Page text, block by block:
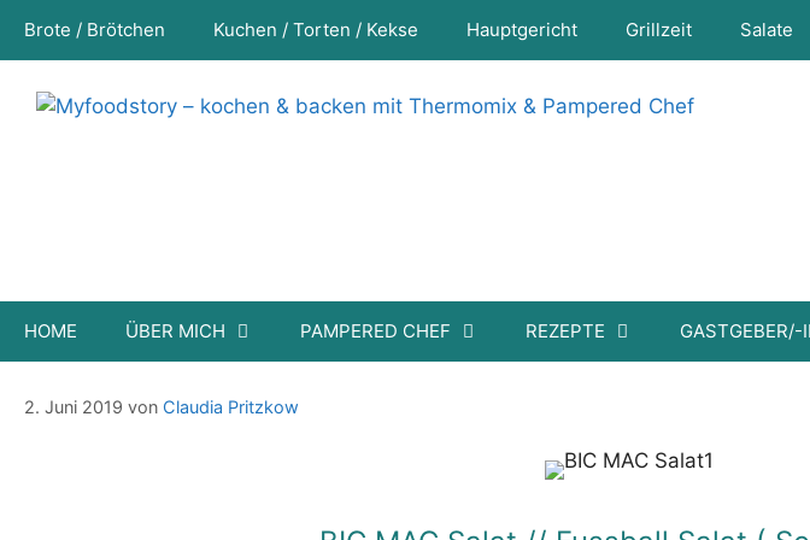
Inhalt
Brote / Brötchen Kuchen / Torten / Kekse Hauptgericht Grillzeit Salate
HOME ÜBER MICH PAMPERED CHEF REZEPTE GASTGEBER/-
Bic Mäc Salat // Fussball Salat ( Schichtsalat )
2. Juni 2019 von Claudia Pritzkow